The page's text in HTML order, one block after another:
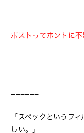
ポストってホントに不
−−−−−−
「スペックというフ
しい。」